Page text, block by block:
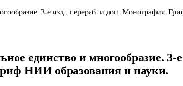
единство и многообразие.
НИИ образования и науки.